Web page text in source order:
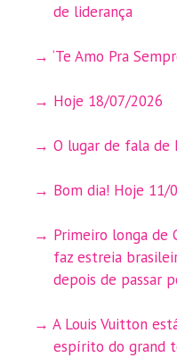
de liderança
‘Te Amo Pra
Hoje 18/07/2026
O lugar de fala de
Bom dia! Hoje 11/
Primeiro longa de
faz estreia
depois de passar
A Louis Vuitton
espírito do grand